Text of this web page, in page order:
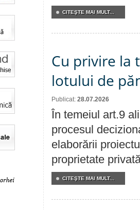
CITEŞTE MAI MULT...
Cu privire la
lotului de
Publicat: 28.07.2026
În temeiul art.9
procesul
elaborării
proprietate
CITEŞTE MAI MULT...